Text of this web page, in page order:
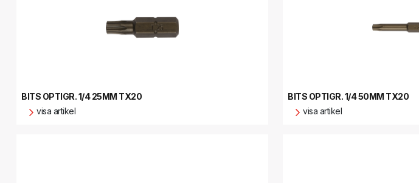
BITS OPTIGR. 1/4 25MM TX20
visa artikel
BITS OPTIGR. 1/4 50MM TX20
visa artikel